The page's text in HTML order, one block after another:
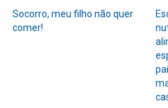
Socorro, meu filho não quer
comer!